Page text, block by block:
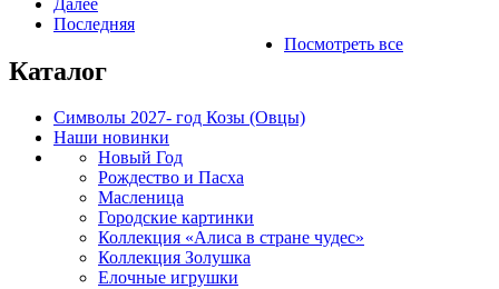
Последняя
Посмотреть все
Каталог
Символы 2027- год Козы (Овцы)
Наши новинки
Новый Год
Рождество и Пасха
Масленица
Городские картинки
Коллекция «Алиса в стране чудес»
Коллекция Золушка
Елочные игрушки